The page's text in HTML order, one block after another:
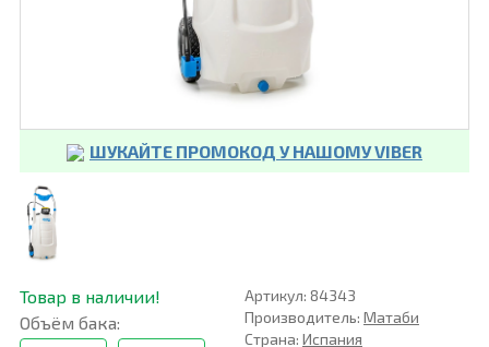
ШУКАЙТЕ ПРОМОКОД У НАШОМУ VIBER
Товар в наличии!
Объём бака:
Артикул: 84343
Производитель: Матаби
Страна: Испания